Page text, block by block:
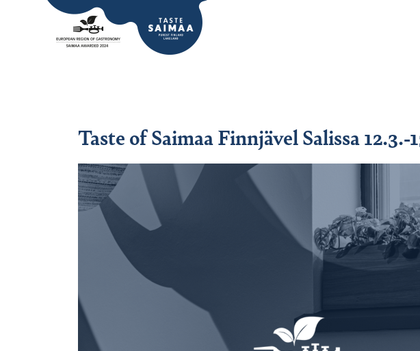
Taste of Saimaa Finnjävel Salissa 12.3.-